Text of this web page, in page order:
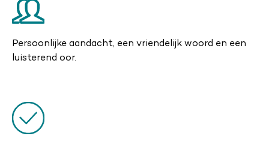
Persoonlijke aandacht, een vriendelijk woord en een
luisterend oor.